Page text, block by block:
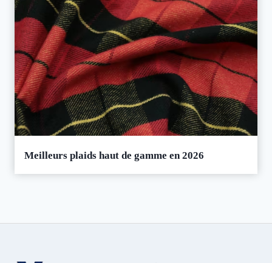
Meilleurs plaids haut de gamme en 2026